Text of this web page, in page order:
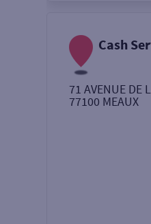
Cash
71 AVENUE DE
77100 MEAUX